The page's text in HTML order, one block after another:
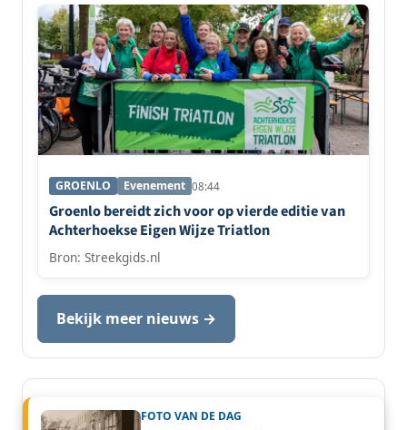
GROENLO Evenement 08:44
Groenlo bereidt zich voor op vierde editie van
Achterhoekse Eigen Wijze Triatlon
Bron: Streekgids.nl
Bekijk meer nieuws →
FOTO VAN DE DAG